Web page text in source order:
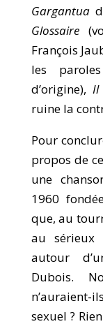
Gargantua
Glossaire
François
les
d’origine), Il
ruine la
Pour
propos de
une
1960
que, au
au
autour
Dubois.
sexuel ?